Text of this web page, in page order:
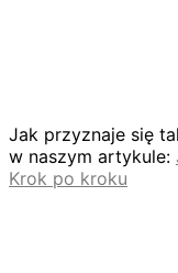
Jak przyznaje się
w naszym artykule:
Krok po kroku